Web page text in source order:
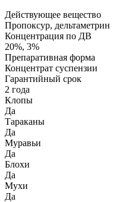
Действующее вещество
Пропоксур, дельтаметрин
Концентрация по ДВ
20%, 3%
Препаративная форма
Концентрат суспензии
Гарантийный срок
2 года
Клопы
Да
Тараканы
Да
Муравьи
Да
Блохи
Да
Мухи
Да